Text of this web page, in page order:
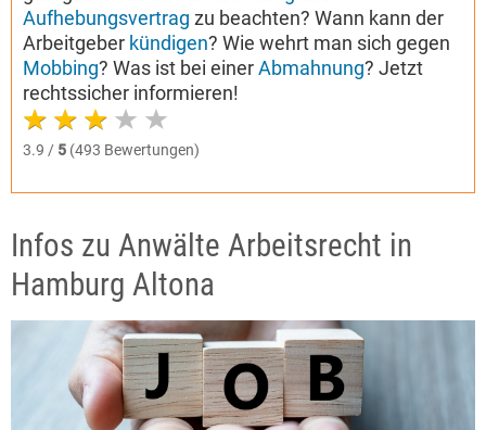
Aufhebungsvertrag zu beachten? Wann kann der
Arbeitgeber kündigen? Wie wehrt man sich gegen
Mobbing? Was ist bei einerAbmahnung? Jetzt
rechtssicher informieren!
3.9 / 5 (493 Bewertungen)
Infos zu Anwälte Arbeitsrecht in
Hamburg Altona